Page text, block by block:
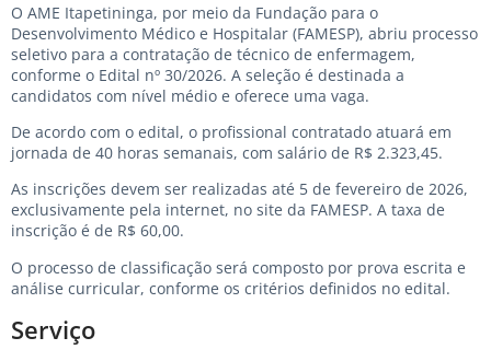
O AME Itapetininga, por meio da Fundação para o
Desenvolvimento Médico e Hospitalar (FAMESP), abriu processo
seletivo para a contratação de técnico de enfermagem,
conforme o Edital nº 30/2026. A seleção é destinada a
candidatos com nível médio e oferece uma vaga.
De acordo com o edital, o profissional contratado atuará em
jornada de 40 horas semanais, com salário de R$ 2.323,45.
As inscrições devem ser realizadas até 5 de fevereiro de 2026,
exclusivamente pela internet, no site da FAMESP. A taxa de
inscrição é de R$ 60,00.
O processo de classificação será composto por prova escrita e
análise curricular, conforme os critérios definidos no edital.
Serviço